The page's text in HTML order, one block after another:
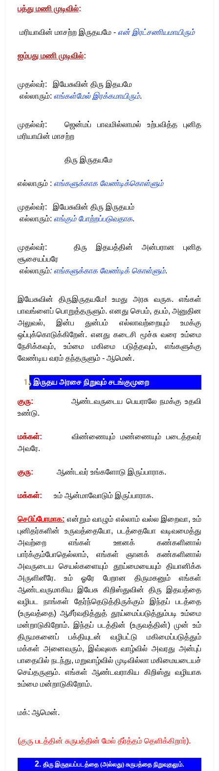
பத்து மணி முடிவில்:
மரியாவின் மாசற்ற இருதயமே - என் இரட்சணியமாயிரும்
ஐம்பது மணி முடிவில்:
முதல்வர்: இயேசுவின் திரு இதயமே
எல்லாரும்: எங்கள்மேல் இரக்கமாயிரும்.
முதல்வர்: ஜென்மப் பாவமில்லாமல் உற்பவித்த புனித
மரியாயின் மாசற்ற
திரு இருதயமே
எல்லாரும் : எங்களுக்காக வேண்டிக்கொள்ளும்
முதல்வர்: இயேசுவின் திரு இருதயம்
எல்லாரும்: எங்கும் போற்றப்படுவதாக.
முதல்வர்: திரு இதயத்தின் அன்பரான புனித
சூசையப்பரே
எல்லாரும்: எங்களுக்காக வேண்டிக் கொள்ளும்.
இயேசுவின் திருஇருதயமே! உமது அரசு வருக. எங்கள்
பாவங்ளைப் பொறுத்தருளும். எனது செபம், தபம்,அனுதின
அலுவல், இன்ப துன்பம் எல்லாவற்றையும் உமக்கு
ஒப்புக்கொடுக்கிறேன். எனது கடைசி மூச்சு வரை உம்மை
நேசிக்கவும், உம்மை மகிமை படுத்தவும், எங்களுக்கு
வேண்டிய வரம் தந்தருளும் - ஆமென்.
திரு இருதய அரசை நிறுவும் சடங்குமுறை
குரு:
ஆண்டவருடைய பெயராலே நமக்கு உதவி
உண்டு.
மக்கள்: விண்ணையும் மண்ணையும் படைத்தவர்
அவரே.
குரு: ஆண்டவர் உங்களோடு இருப்பாராக.
மக்கள்: உம் ஆன்மாவோடும் இருப்பாராக.
செபிப்போமாக: என்றும் வாழும் எல்லாம் வல்ல இறைவா, உம்
புனிதர்களின் உருவத்தையோ, படத்தையோ வடிவமைத்து
அவற்றை எங்கள் ஊனக் கண்களினால்
பார்க்கும்போதெல்லாம், எங்கள் ஞானக் கண்களினால்
அவருடைய செயல்களையும் தூய்மையையும் தியானிக்க
அருளினீரே. உம் ஓரே பேறான திருமகனும் எங்கள்
ஆண்டவருமாகிய இயேசு கிறிஸ்துவின் திரு இதயத்தை
வழிபட நாங்கள் தேர்ந்தெடுத்திருக்கும் இந்தப் படத்தை
(உருவத்தை) ஆசீர்வதித்துத் தூய்மைப்படுத்தும்படி உம்மை
மன்றாடுகிறோம். இந்தப் படத்தின் (உருவத்தின்) முன் உம்
திருமகனைப் பக்தியுடன் வழிபட்டு மகிமைப்படுத்தும்
மக்கள் அனைவரும், இவ்வுலக வாழ்வில் அவரது அன்புப்
பாதையில் நடந்து, மறுவாழ்வில் முடிவில்லா மகிமையடையச்
செய்தருளும். எங்கள் ஆண்டவராகிய கிறிஸ்து வழியாக
உம்மை மன்றாடுகிறோம்.
மக்: ஆமென்.
(குரு படத்தின் சுருபத்தின் மேல் தீர்த்தம் தெளிக்கிறார்).
2. திரு இருதயப்படத்தை (அல்லது) சுருபத்தை நிறுவுதலும்.